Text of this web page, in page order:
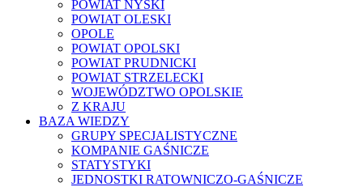
POWIAT NYSKI
POWIAT OLESKI
OPOLE
POWIAT OPOLSKI
POWIAT PRUDNICKI
POWIAT STRZELECKI
WOJEWÓDZTWO OPOLSKIE
Z KRAJU
BAZA WIEDZY
GRUPY SPECJALISTYCZNE
KOMPANIE GAŚNICZE
STATYSTYKI
JEDNOSTKI RATOWNICZO-GAŚNICZE